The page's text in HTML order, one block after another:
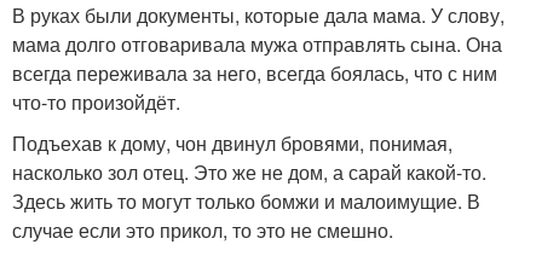
В руках были документы, которые дала мама. У слову,
мама долго отговаривала мужа отправлять сына. Она
всегда переживала за него, всегда боялась, что с ним
что-то произойдёт.
Подъехав к дому, чон двинул бровями, понимая,
насколько зол отец. Это же не дом, а сарай какой-то.
Здесь жить то могут только бомжи и малоимущие. В
случае если это прикол, то это не смешно.